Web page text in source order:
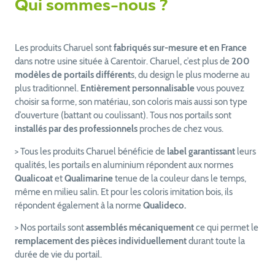
Qui sommes-nous ?
Les produits Charuel sontfabriqués sur-mesure et en France
dans notre usine située à Carentoir. Charuel, c’est plus de200
modèlesde portails différents, du design le plus moderne au
plus traditionnel. Entièrement personnalisablevous pouvez
choisir sa forme, son matériau, son coloris mais aussi son type
d’ouverture (battant ou coulissant). Tous nos portails sont
installés par des professionnelsproches de chez vous.
> Tous les produits Charuel bénéficie delabel garantissantleurs
qualités, les portails en aluminium répondent aux normes
QualicoatetQualimarinetenue de la couleur dans le temps,
même en milieu salin. Et pour les coloris imitation bois, ils
répondent également à la normeQualideco.
> Nos portails sontassemblés mécaniquementce qui permet le
remplacement des pièces individuellementdurant toute la
durée de vie du portail.